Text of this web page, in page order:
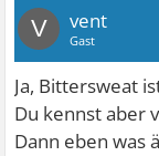
V vent
Gast
Ja, Bittersweat
Du kennst aber
Dann eben was